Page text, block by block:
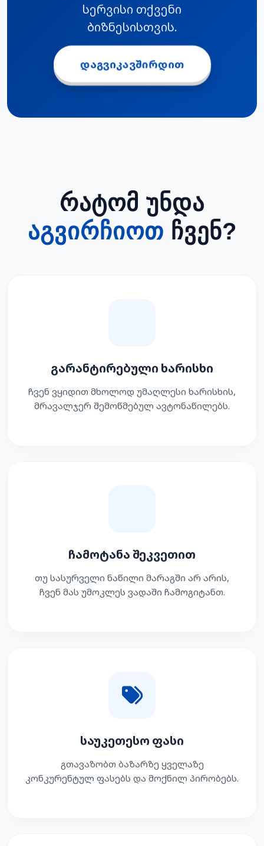
სერვისი თქვენი
ბიზნესისთვის.
ᲓᲐᲒᲕᲘᲙᲐᲕᲨᲘᲠᲓᲘᲗ
ᲠᲐᲢᲝᲛ ᲣᲜᲓᲐ
ᲐᲒᲕᲘᲠᲩᲘᲝᲗ ᲩᲕᲔᲜ?
გარანტირებული ხარისხი
ჩვენ ვყიდით მხოლოდ უმაღლესი ხარისხის,
მრავალჯერ შემოწმებულ ავტონაწილებს.
ჩამოტანა შეკვეთით
თუ სასურველი ნაწილი მარაგში არ არის,
ჩვენ მას უმოკლეს ვადაში ჩამოგიტანთ.
საუკეთესო ფასი
გთავაზობთ ბაზარზე ყველაზე
კონკურენტულ ფასებს და მოქნილ პირობებს.